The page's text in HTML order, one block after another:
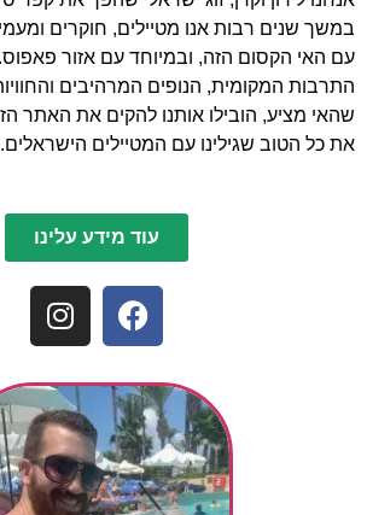
במשך שנים רבות אנו מטיילים, חוקרים
עם האי הקסום הזה, ובמיוחד עם אזור
התרבות המקומית, הנופים המרהיבים
שהאי מציע, הובילו אותנו להקים את האתר
את כל הטוב שגילינו עם המטיילים הישראלים.
עוד מידע עלינו